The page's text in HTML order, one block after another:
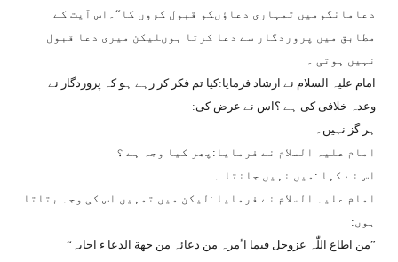
دعامانگومیں تمہاری دعاؤںکو قبول کروں گا“۔اس آیت کے
مطابق میں پروردگار سے دعا کرتا ہوںلیکن میری دعا قبول
نہیں ہوتی ۔
امام علیہ السلام نے ارشاد فرمایا:کیا تم فکر کر رہے ہو کہ پروردگار نے
وعدہ خلافی کی ہے ؟اس نے عرض کی:
ہر گز نہیں۔
امام علیہ السلام نے فرمایا:پھر کیا وجہ ہے ؟
اس نے کہا :میں نہیں جانتا ۔
امام علیہ السلام نے فرمایا :لیکن میں تمہیں اس کی وجہ بتاتا
ہوں:
”من اطاع اللّٰہ عزوجل فیما اٴمرہ من دعائہ من جھة الدعا ء اجابہ“